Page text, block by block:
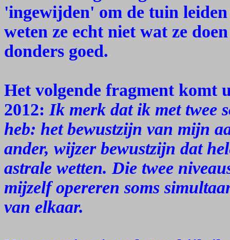
'ingewijden' om de tuin
weten ze echt niet wat ze
donders goed.
Het volgende fragment komt
2012: Ik merk dat ik met twee
heb: het bewustzijn van mijn
ander, wijzer bewustzijn dat
astrale wetten. Die twee
mijzelf opereren soms
van elkaar.